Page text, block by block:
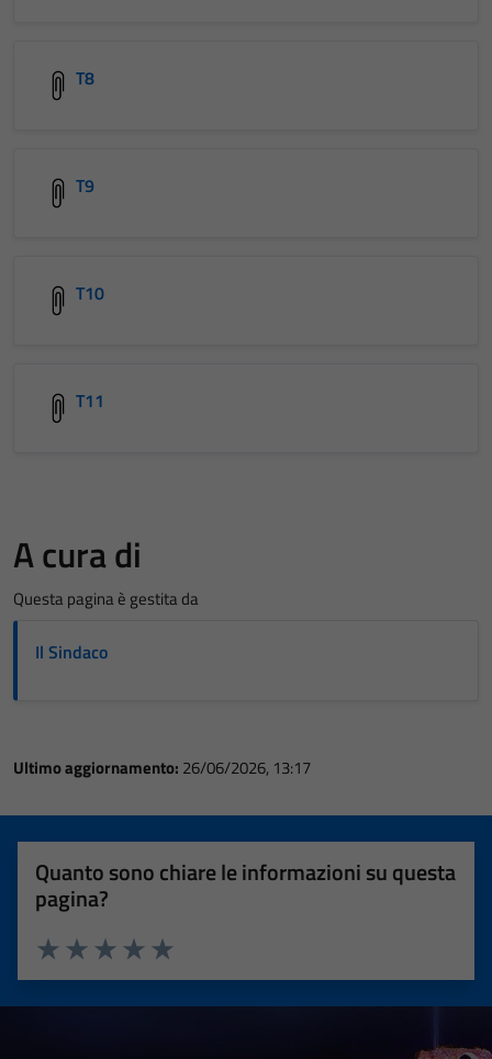
T8
T9
T10
T11
A cura di
Questa pagina è gestita da
Il Sindaco
Ultimo aggiornamento: 26/06/2026, 13:17
Quanto sono chiare le informazioni su questa
pagina?
Valuta 5 stelle su 5
Valuta 4 stelle su 5
Valuta 3 stelle su 5
Valuta 2 stelle su 5
Valuta 1 stelle su 5